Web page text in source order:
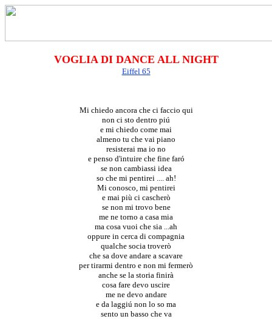
VOGLIA DI DANCE ALL NIGHT
Eiffel 65
Mi chiedo ancora che ci faccio qui
non ci sto dentro piú
e mi chiedo come mai
almeno tu che vai piano
resisterai ma io no
e penso d'intuire che fine faró
se non cambiassi idea
so che mi pentirei .... ah!
Mi conosco, mi pentirei
e mai più ci cascherò
se non mi trovo bene
me ne torno a casa mia
ma cosa vuoi che sia ...ah
oppure in cerca di compagnia
qualche socia troverò
che sa dove andare a scavare
per tirarmi dentro e non mi fermerò
anche se la storia finirà
cosa fare devo uscire
me ne devo andare
e da laggiú non lo so ma
sento un basso che va